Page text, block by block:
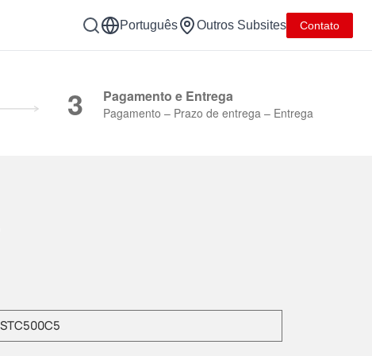
Português Outros Subsites Contato
3 Pagamento e Entrega
Pagamento – Prazo de entrega – Entrega